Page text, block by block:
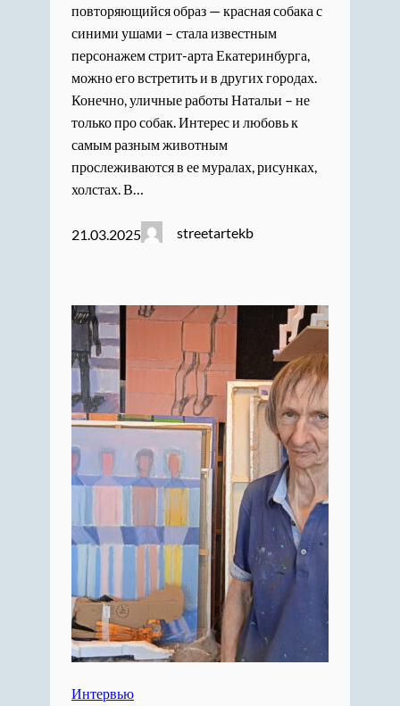
повторяющийся образ — красная собака с
синими ушами – стала известным
персонажем стрит-арта Екатеринбурга,
можно его встретить и в других городах.
Конечно, уличные работы Натальи – не
только про собак. Интерес и любовь к
самым разным животным
прослеживаются в ее муралах, рисунках,
холстах. В…
21.03.2025 streetartekb
Интервью